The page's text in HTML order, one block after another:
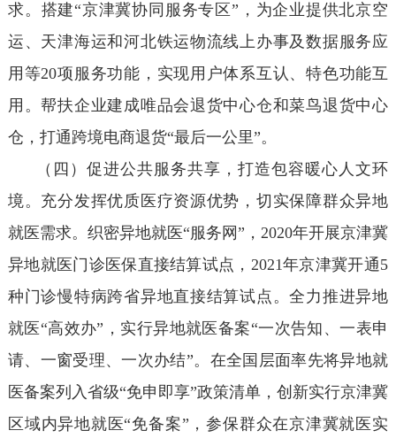
求。搭建“京津冀协同服务专区”，为企业提供北京空
运、天津海运和河北铁运物流线上办事及数据服务应
用等20项服务功能，实现用户体系互认、特色功能互
用。帮扶企业建成唯品会退货中心仓和菜鸟退货中心
仓，打通跨境电商退货“最后一公里”。
（四）促进公共服务共享，打造包容暖心人文环
境。充分发挥优质医疗资源优势，切实保障群众异地
就医需求。织密异地就医“服务网”，2020年开展京津冀
异地就医门诊医保直接结算试点，2021年京津冀开通5
种门诊慢特病跨省异地直接结算试点。全力推进异地
就医“高效办”，实行异地就医备案“一次告知、一表申
请、一窗受理、一次办结”。在全国层面率先将异地就
医备案列入省级“免申即享”政策清单，创新实行京津冀
区域内异地就医“免备案”，参保群众在京津冀就医实